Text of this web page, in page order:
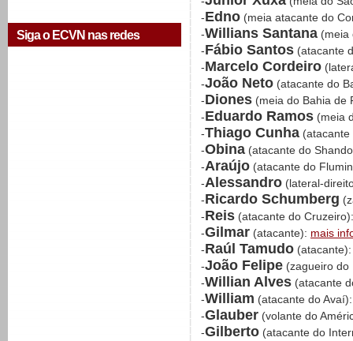
Siga o ECVN nas redes
-Edno (meia atacante do
-Willians Santana (meia
-Fábio Santos (atacante
-Marcelo Cordeiro
-João Neto (atacante do
-Diones (meia do Bahia de
-Eduardo Ramos (meia
-Thiago Cunha (atacante
-Obina (atacante do
-Araújo (atacante do
-Alessandro (lateral-
-Ricardo Schumberg
-Reis (atacante do
-Gilmar (atacante): mais
-Raúl Tamudo
-João Felipe (zagueiro
-Willian Alves (atacante
-William (atacante do
-Glauber (volante do
-Gilberto (atacante do